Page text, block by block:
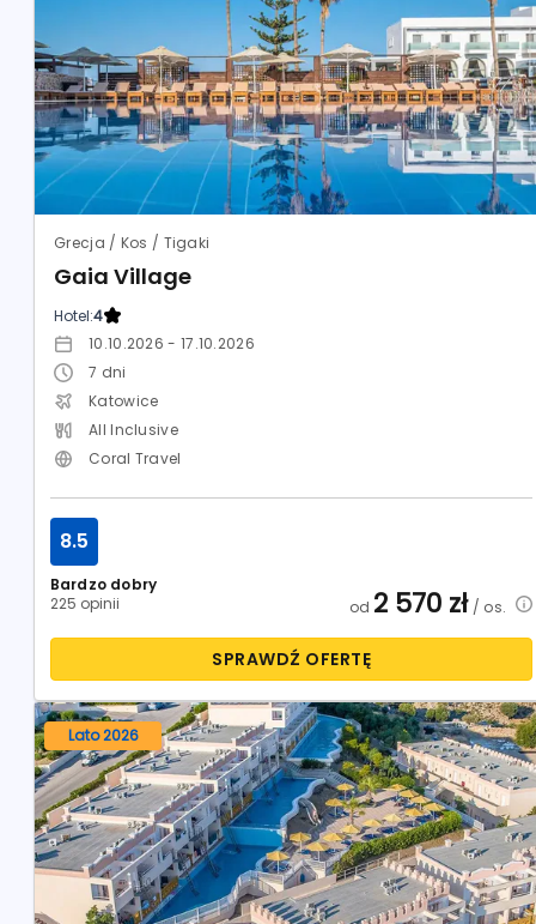
Grecja / Kos / Tigaki
Gaia Village
Hotel:4
10.10.2026 - 17.10.2026
7 dni
Katowice
All Inclusive
Coral Travel
Bardzo dobry
225 opinii
8.5
od 2 570 zł/ os.
SPRAWDŹ OFERTĘ
Lato 2026